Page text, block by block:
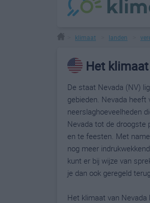
klimaat landen
Het
De staat Nevada (NV)
gebieden. Nevada
neerslaghoeveelheden
Nevada tot de droogste
en te feesten. Met
nog meer
kunt er bij wijze van
je dan ook geregeld
Het klimaat van